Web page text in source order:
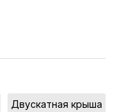
Двускатная крыша